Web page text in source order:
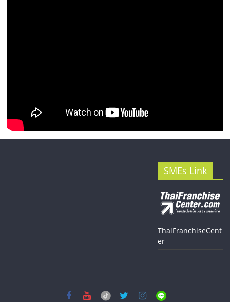
SMEs Link
ThaiFranchiseCent
er